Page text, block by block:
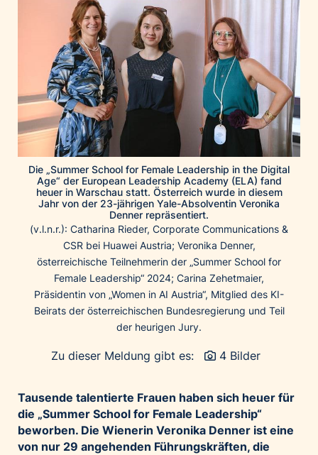
Huawei Consumer Business Group
JP Immobilien
Kroatische Zentrale für Tourismus
List Holding Gruppe
Marble House
Mediaplus
Microsoft
Mondelēz Österreich
Muse Electronics
Neuroth
öbv – Österreichischer Bundesverlag
Ökopharm
Starbucks
Superbrands Austria
Tante Fanny
Die „Summer School for Female Leadership in the Digital
Age“ der European Leadership Academy (ELA) fand
heuer in Warschau statt. Österreich wurde in diesem
Jahr von der 23-jährigen Yale-Absolventin Veronika
Denner repräsentiert.
(v.l.n.r.): Catharina Rieder, Corporate Communications &
CSR bei Huawei Austria; Veronika Denner,
österreichische Teilnehmerin der „Summer School for
Female Leadership“ 2024; Carina Zehetmaier,
Präsidentin von „Women in AI Austria“, Mitglied des KI-
Beirats der österreichischen Bundesregierung und Teil
der heurigen Jury.
Zu dieser Meldung gibt es: 4 Bilder
Tausende talentierte Frauen haben sich heuer für
die „Summer School for Female Leadership“
beworben. Die Wienerin Veronika Denner ist eine
von nur 29 angehenden Führungskräften, die